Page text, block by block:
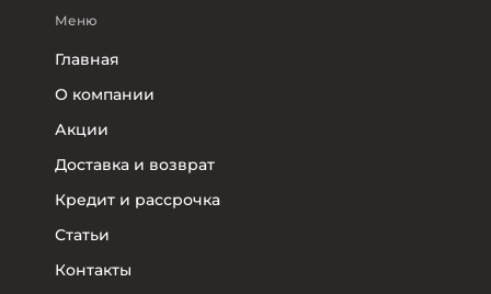
Меню
Главная
О компании
Акции
Доставка и возврат
Кредит и рассрочка
Статьи
Контакты